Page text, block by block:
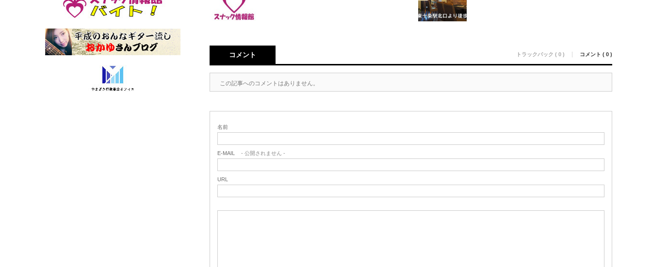
コメント トラックバック ( 0 ) コメント ( 0 )
この記事へのコメントはありません。
名前
E-MAIL - 公開されません -
URL